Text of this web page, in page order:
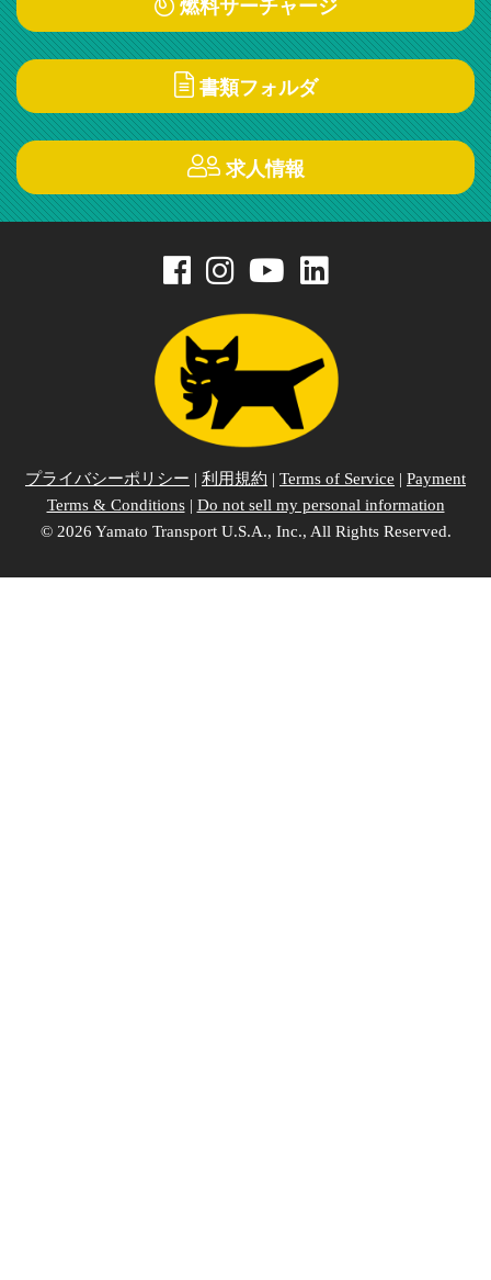
燃料サーチャージ
書類フォルダ
求人情報
プライバシーポリシー | 利用規約 | Terms of Service | Payment
Terms & Conditions| Do not sell my personal information
© 2026 Yamato Transport U.S.A., Inc., All Rights Reserved.